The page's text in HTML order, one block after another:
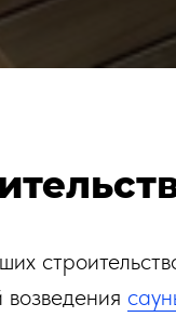
возведения